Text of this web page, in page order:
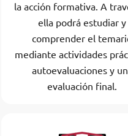
la acción formativa. A
ella podrá estudiar y
comprender el
mediante actividades
autoevaluaciones y
evaluación final.